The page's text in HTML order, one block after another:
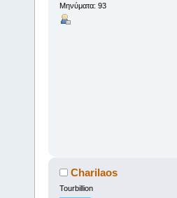
Μηνύματα: 93
Charilaos
Tourbillion